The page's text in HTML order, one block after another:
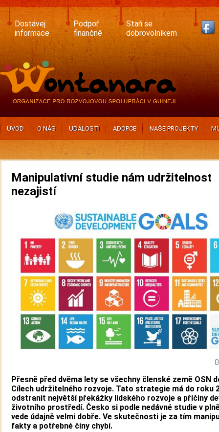
Skip
main
content
Dostávej
informace
Podpoř
finančně
Staň se
dobrovolníkem
ÚVOD O NÁS UDÁLOSTI ADOPCE NAŠE PROJEKTY
Manipulativní studie nám udržitelnost
nezajistí
Přesně před dvěma lety se všechny členské země OSN
Cílech udržitelného rozvoje. Tato strategie má do roku
odstranit největší překážky lidského rozvoje a příčiny
životního prostředí. Česko si podle nedávné studie v
vede údajně velmi dobře. Ve skutečnosti je za tím
fakty a potřebné činy chybí.